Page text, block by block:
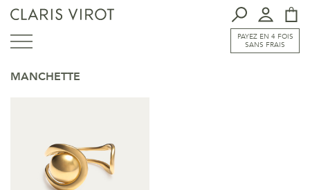
PAYEZ EN 4 FOIS
SANS FRAIS
MANCHETTE